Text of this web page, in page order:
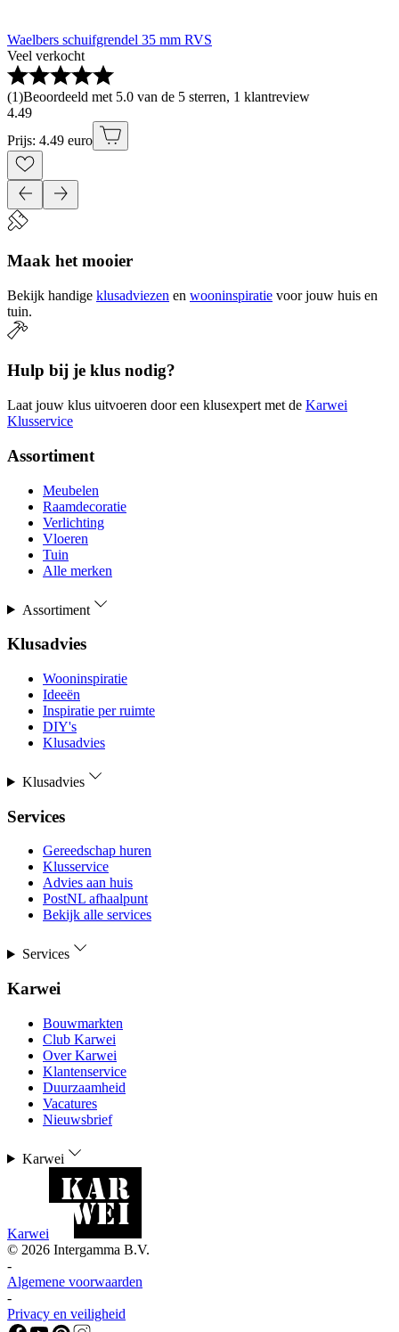
Waelbers schuifgrendel 35 mm RVS
Veel verkocht
(1)Beoordeeld met 5.0 van de 5 sterren, 1 klantreview
4.49
Prijs: 4.49 euro
Maak het mooier
Bekijk handige klusadviezen en wooninspiratie voor jouw huis en
tuin.
Hulp bij je klus nodig?
Laat jouw klus uitvoeren door een klusexpert met de Karwei
Klusservice
Assortiment
Meubelen
Raamdecoratie
Verlichting
Vloeren
Tuin
Alle merken
Assortiment
Klusadvies
Wooninspiratie
Ideeën
Inspiratie per ruimte
DIY's
Klusadvies
Klusadvies
Services
Gereedschap huren
Klusservice
Advies aan huis
PostNL afhaalpunt
Bekijk alle services
Services
Karwei
Bouwmarkten
Club Karwei
Over Karwei
Klantenservice
Duurzaamheid
Vacatures
Nieuwsbrief
Karwei
Karwei
© 2026 Intergamma B.V.
-
Algemene voorwaarden
-
Privacy en veiligheid